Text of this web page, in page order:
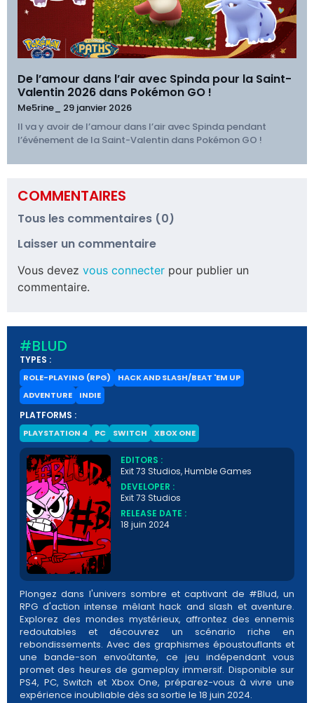
De l’amour dans l’air avec Spinda pour la Saint-
Valentin 2026 dans Pokémon GO !
Me5rine_ 29 janvier 2026
Il va y avoir de l’amour dans l’air avec Spinda pendant
l’événement de la Saint-Valentin dans Pokémon GO !
COMMENTAIRES
Tous les commentaires (0)
Laisser un commentaire
Vous devez vous connecter pour publier un
commentaire.
#BLUD
TYPES :
ROLE-PLAYING (RPG)
HACK AND SLASH/BEAT 'EM UP
ADVENTURE
INDIE
PLATFORMS :
PLAYSTATION 4 PC SWITCH XBOX ONE
EDITORS :
Exit 73 Studios, Humble Games
DEVELOPER :
Exit 73 Studios
RELEASE DATE :
18 juin 2024
Plongez dans l'univers sombre et captivant de #Blud, un
RPG d'action intense mêlant hack and slash et aventure.
Explorez des mondes mystérieux, affrontez des ennemis
redoutables et découvrez un scénario riche en
rebondissements. Avec des graphismes époustouflants et
une bande-son envoûtante, ce jeu indépendant vous
promet des heures de gameplay immersif. Disponible sur
PS4, PC, Switch et Xbox One, préparez-vous à vivre une
expérience inoubliable dès sa sortie le 18 juin 2024.